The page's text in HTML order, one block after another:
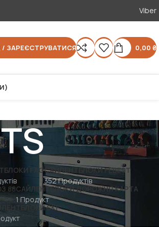
Viber
/ ЗАРЕЄСТРУВАТИСЯ 0,00 ₴
FAGСАЙЛЕНТБЛОКИ FEBEST
352 Продуктів
88САЙЛЕНТБЛОКИ ДОРОЖНЯ КАРТА
1 Продукт
SKF